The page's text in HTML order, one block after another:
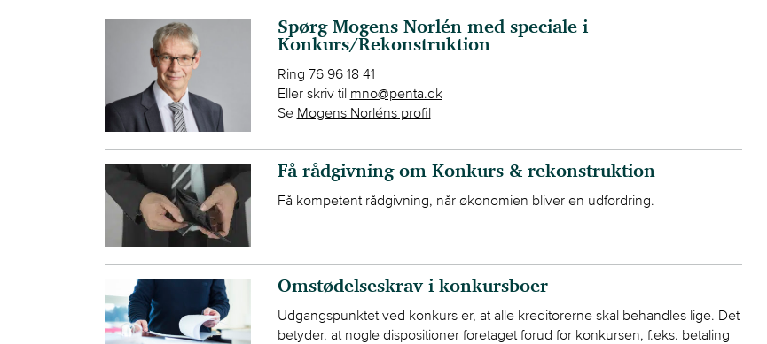
Spørg Mogens Norlén med speciale i
Konkurs/Rekonstruktion
Ring 76 96 18 41
Eller skriv til mno@penta.dk
Se Mogens Norléns profil
Få rådgivning om Konkurs & rekonstruktion
Få kompetent rådgivning, når økonomien bliver en udfordring.
Omstødelseskrav i konkursboer
Udgangspunktet ved konkurs er, at alle kreditorerne skal behandles lige. Det
betyder, at nogle dispositioner foretaget forud for konkursen, f.eks. betaling